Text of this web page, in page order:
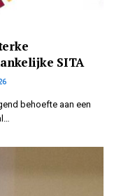
SITA
behoefte aan een